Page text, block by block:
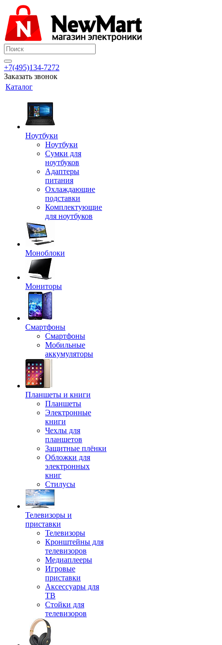
+7(495)134-7272
Заказать звонок
Каталог
Ноутбуки
Ноутбуки
Сумки для
ноутбуков
Адаптеры
питания
Охлаждающие
подставки
Комплектующие
для ноутбуков
Моноблоки
Мониторы
Смартфоны
Смартфоны
Мобильные
аккумуляторы
Планшеты и книги
Планшеты
Электронные
книги
Чехлы для
планшетов
Защитные плёнки
Обложки для
электронных
книг
Стилусы
Телевизоры и
приставки
Телевизоры
Кронштейны для
телевизоров
Медиаплееры
Игровые
приставки
Аксессуары для
ТВ
Стойки для
телевизоров